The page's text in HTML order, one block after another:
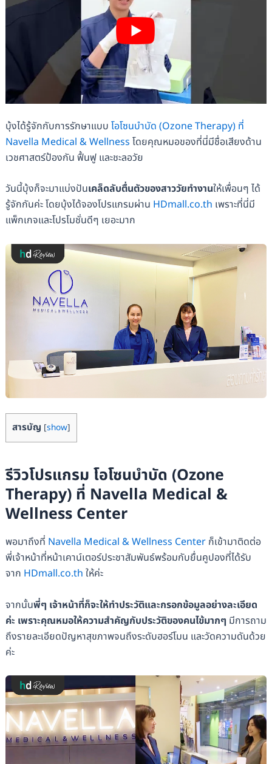
บุ้งได้รู้จักกับการรักษาแบบ โอโซนบำบัด (Ozone Therapy) ที่
Navella Medical & Wellness โดยคุณหมอของที่นี่มีชื่อเสียงด้าน
เวชศาสตร์ป้องกัน ฟื้นฟู และชะลอวัย
วันนี้บุ้งก็จะมาแบ่งปันเคล็ดลับตื่นตัวของสาววัยทำงานให้เพื่อนๆ ได้
รู้จักกันค่ะ โดยบุ้งได้จองโปรแกรมผ่าน HDmall.co.th เพราะที่นี่มี
แพ็กเกจและโปรโมชั่นดีๆ เยอะมาก
สารบัญ [show]
รีวิวโปรแกรม โอโซนบำบัด (Ozone
Therapy) ที่ Navella Medical &
Wellness Center
พอมาถึงที่ Navella Medical & Wellness Centerก็เข้ามาติดต่อ
พี่เจ้าหน้าที่หน้าเคาน์เตอร์ประชาสัมพันธ์พร้อมกับยื่นคูปองที่ได้รับ
จาก HDmall.co.th ให้ค่ะ
จากนั้นพี่ๆ เจ้าหน้าที่ก็จะให้ทำประวัติและกรอกข้อมูลอย่างละเอียด
ค่ะ เพราะคุณหมอให้ความสำคัญกับประวัติของคนไข้มากๆ มีการถาม
ถึงรายละเอียดปัญหาสุขภาพจนถึงระดับฮอร์โมน และวัดความดันด้วย
ค่ะ